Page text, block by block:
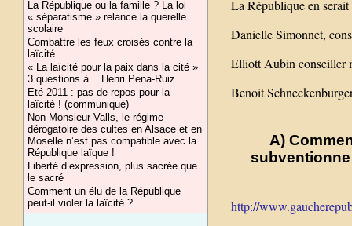
La République ou la famille ? La loi
« séparatisme » relance la querelle
scolaire
Combattre les feux croisés contre la
laïcité
« La laïcité pour la paix dans la cité »
3 questions à... Henri Pena-Ruiz
Eté 2011 : pas de repos pour la
laïcité ! (communiqué)
Non Monsieur Valls, le régime
dérogatoire des cultes en Alsace et en
Moselle n’est pas compatible avec la
République laïque !
Liberté d’expression, plus sacrée que
le sacré
Comment un élu de la République
peut-il violer la laïcité ?
La République en
Danielle Simonnet,
Elliott Aubin conseiller
Benoit
A)
http://